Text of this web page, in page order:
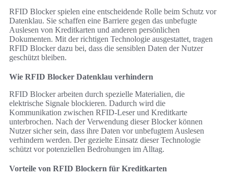
RFID Blocker spielen eine entscheidende Rolle beim Schutz vor
Datenklau. Sie schaffen eine Barriere gegen das unbefugte
Auslesen von Kreditkarten und anderen persönlichen
Dokumenten. Mit der richtigen Technologie ausgestattet, tragen
RFID Blocker dazu bei, dass die sensiblen Daten der Nutzer
geschützt bleiben.
Wie RFID Blocker Datenklau verhindern
RFID Blocker arbeiten durch spezielle Materialien, die
elektrische Signale blockieren. Dadurch wird die
Kommunikation zwischen RFID-Leser und Kreditkarte
unterbrochen. Nach der Verwendung dieser Blocker können
Nutzer sicher sein, dass ihre Daten vor unbefugtem Auslesen
verhindern werden. Der gezielte Einsatz dieser Technologie
schützt vor potenziellen Bedrohungen im Alltag.
Vorteile von RFID Blockern für Kreditkarten